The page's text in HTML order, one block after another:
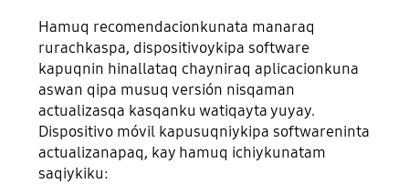
Hamuq recomendacionkunata manaraq
rurachkaspa, dispositivoykipa software
kapuqnin hinallataq chayniraq aplicacionkuna
aswan qipa musuq versión nisqaman
actualizasqa kasqanku watiqayta yuyay.
Dispositivo móvil kapusuqniykipa softwareninta
actualizanapaq, kay hamuq ichiykunatam
saqiykiku: